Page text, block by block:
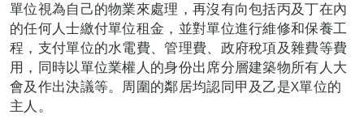
單位視為自己的物業來處理，再沒有向包括丙及丁在內
的任何人士繳付單位租金，並對單位進行維修和保養工
程，支付單位的水電費、管理費、政府稅項及雜費等費
用，同時以單位業權人的身份出席分層建築物所有人大
會及作出決議等。周圍的鄰居均認同甲及乙是X單位的
主人。